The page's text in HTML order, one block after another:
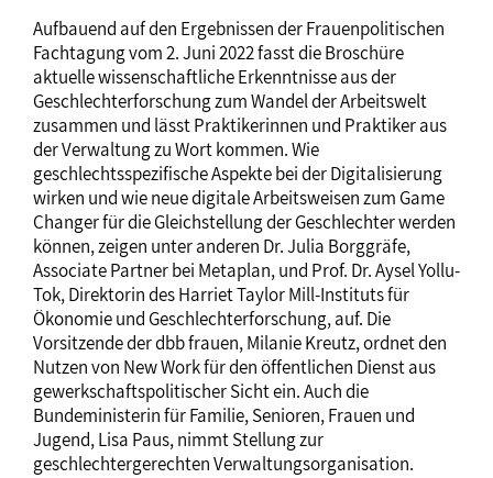
Aufbauend auf den Ergebnissen der Frauenpolitischen
Fachtagung vom 2. Juni 2022 fasst die Broschüre
aktuelle wissenschaftliche Erkenntnisse aus der
Geschlechterforschung zum Wandel der Arbeitswelt
zusammen und lässt Praktikerinnen und Praktiker aus
der Verwaltung zu Wort kommen. Wie
geschlechtsspezifische Aspekte bei der Digitalisierung
wirken und wie neue digitale Arbeitsweisen zum Game
Changer für die Gleichstellung der Geschlechter werden
können, zeigen unter anderen Dr. Julia Borggräfe,
Associate Partner bei Metaplan, und Prof. Dr. Aysel Yollu-
Tok, Direktorin des Harriet Taylor Mill-Instituts für
Ökonomie und Geschlechterforschung, auf. Die
Vorsitzende der dbb frauen, Milanie Kreutz, ordnet den
Nutzen von New Work für den öffentlichen Dienst aus
gewerkschaftspolitischer Sicht ein. Auch die
Bundeministerin für Familie, Senioren, Frauen und
Jugend, Lisa Paus, nimmt Stellung zur
geschlechtergerechten Verwaltungsorganisation.